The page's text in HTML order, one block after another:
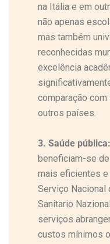
na Itália e em
não apenas
mas também
reconhecidas
excelência
comparação
outros países.
3. Saúde pública:
beneficiam-se
mais eficientes e
Serviço Nacional
Sanitario
serviços
custos mínimos